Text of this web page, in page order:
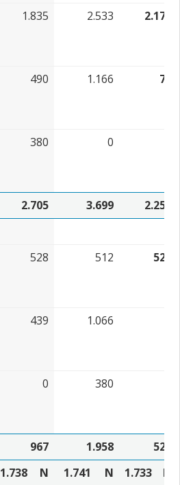
1.835 2.533 2.177
490 1.166 78
380 0
2.705 3.699
2.255
528 512 522
439 1.066
0 380
967 1.958
522
1.738 N 1.741 N 1.733 N